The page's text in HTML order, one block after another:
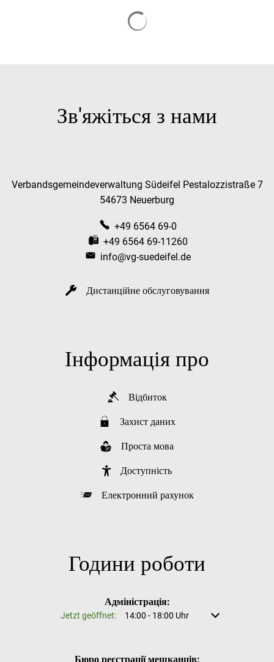
Зв'яжіться з нами
Verbandsgemeindeverwaltung Südeifel Pestalozzistraße 7
54673 Neuerburg
+49 6564 69-0
+49 6564 69-11260
info@vg-suedeifel.de
Дистанційне обслуговування
Інформація про
Відбиток
Захист даних
Проста мова
Доступність
Електронний рахунок
Години роботи
Адміністрація:
Натисніть, щоб приховати інший час відкриття або закриття
Jetzt geöffnet: 14:00 - 18:00 Uhr Von 14:00 bis
Бюро реєстрації мешканців: